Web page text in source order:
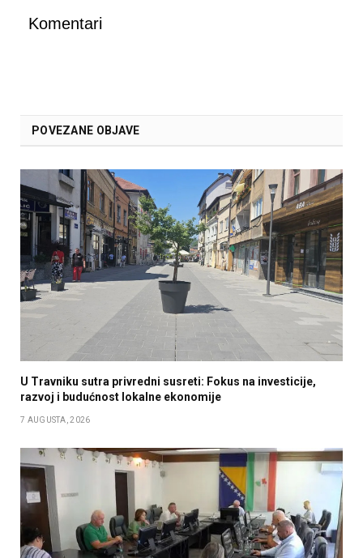
Komentari
POVEZANE OBJAVE
U Travniku sutra privredni susreti: Fokus na investicije,
razvoj i budućnost lokalne ekonomije
7 AUGUSTA, 2026